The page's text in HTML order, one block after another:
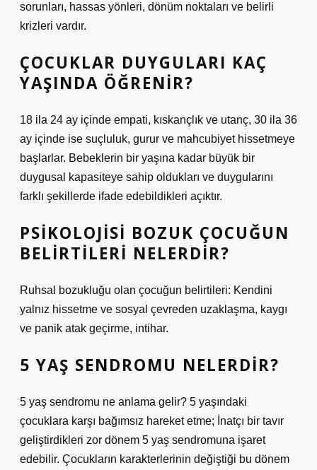
sorunları, hassas yönleri, dönüm noktaları ve belirli
krizleri vardır.
ÇOCUKLAR DUYGULARI KAÇ
YAŞINDA ÖĞRENIR?
18 ila 24 ay içinde empati, kıskançlık ve utanç, 30 ila 36
ay içinde ise suçluluk, gurur ve mahcubiyet hissetmeye
başlarlar. Bebeklerin bir yaşına kadar büyük bir
duygusal kapasiteye sahip oldukları ve duygularını
farklı şekillerde ifade edebildikleri açıktır.
PSIKOLOJISI BOZUK ÇOCUĞUN
BELIRTILERI NELERDIR?
Ruhsal bozukluğu olan çocuğun belirtileri: Kendini
yalnız hissetme ve sosyal çevreden uzaklaşma, kaygı
ve panik atak geçirme, intihar.
5 YAŞ SENDROMU NELERDIR?
5 yaş sendromu ne anlama gelir? 5 yaşındaki
çocuklara karşı bağımsız hareket etme; İnatçı bir tavır
geliştirdikleri zor dönem 5 yaş sendromuna işaret
edebilir. Çocukların karakterlerinin değiştiği bu dönem